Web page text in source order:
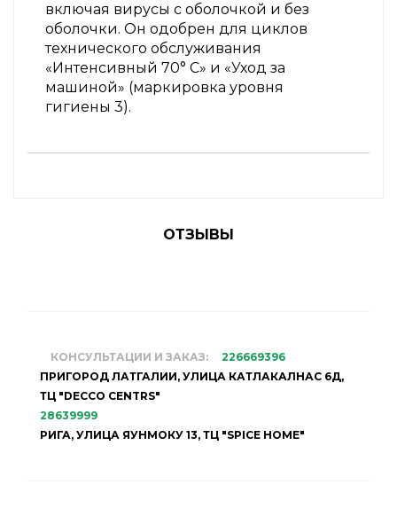
включая вирусы с оболочкой и без
оболочки. Он одобрен для циклов
технического обслуживания
«Интенсивный 70° C» и «Уход за
машиной» (маркировка уровня
гигиены 3).
ОТЗЫВЫ
КОНСУЛЬТАЦИИ И ЗАКАЗ:
226669396
ПРИГОРОД ЛАТГАЛИИ, УЛИЦА КАТЛАКАЛНАС 6Д,
ТЦ "DECCO CENTRS"
28639999
РИГА, УЛИЦА ЯУНМОКУ 13, ТЦ "SPICE HOME"